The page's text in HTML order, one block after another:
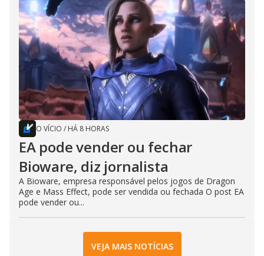
O VÍCIO / HÁ 8 HORAS
EA pode vender ou fechar
Bioware, diz jornalista
A Bioware, empresa responsável pelos jogos de Dragon
Age e Mass Effect, pode ser vendida ou fechada O post EA
pode vender ou...
VEJA MAIS NOTÍCIAS